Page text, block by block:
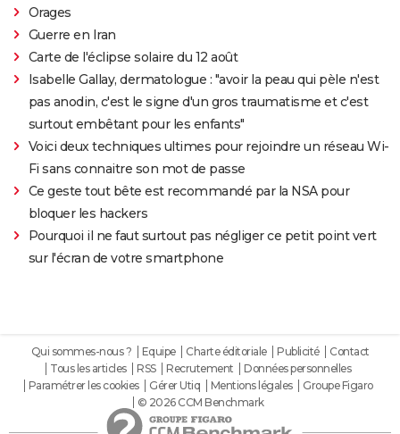
Orages
Guerre en Iran
Carte de l'éclipse solaire du 12 août
Isabelle Gallay, dermatologue : "avoir la peau qui pèle n'est
pas anodin, c'est le signe d'un gros traumatisme et c'est
surtout embêtant pour les enfants"
Voici deux techniques ultimes pour rejoindre un réseau Wi-
Fi sans connaitre son mot de passe
Ce geste tout bête est recommandé par la NSA pour
bloquer les hackers
Pourquoi il ne faut surtout pas négliger ce petit point vert
sur l'écran de votre smartphone
Qui sommes-nous ? Equipe Charte éditoriale Publicité
Contact
Tous les articles
RSS Recrutement
Données personnelles
Paramétrer les cookies
Gérer Utiq Mentions légales
Groupe Figaro
© 2026 CCM Benchmark